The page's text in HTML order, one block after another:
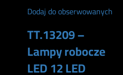
Dodaj do obserwowanych
TT.13209 –
Lampy robocze
LED 12 LED